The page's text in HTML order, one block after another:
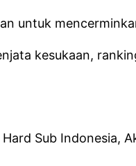
untuk
kesukaan,
Sub Indonesia,